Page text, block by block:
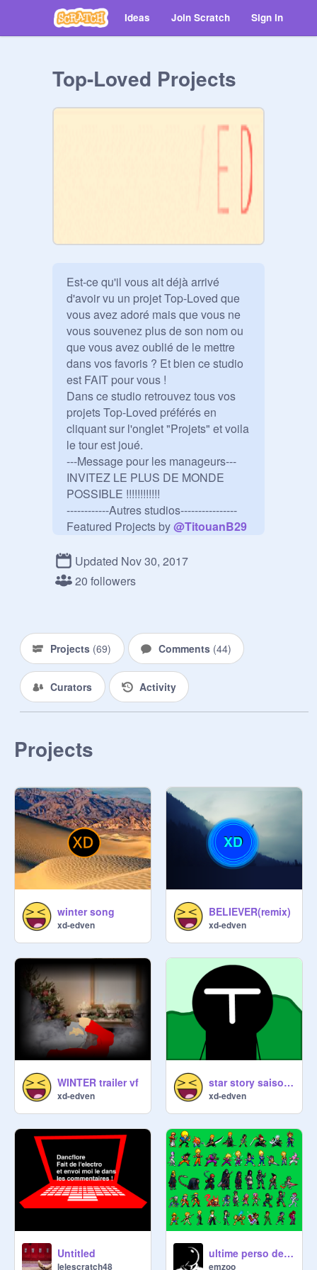
Ideas Join Scratch Sign in
Top-Loved Projects
Est-ce qu'il vous ait déjà arrivé
d'avoir vu un projet Top-Loved que
vous avez adoré mais que vous ne
vous souvenez plus de son nom ou
que vous avez oublié de le mettre
dans vos favoris ? Et bien ce studio
est FAIT pour vous !
Dans ce studio retrouvez tous vos
projets Top-Loved préférés en
cliquant sur l'onglet "Projets" et voila
le tour est joué.
---Message pour les manageurs---
INVITEZ LE PLUS DE MONDE
POSSIBLE !!!!!!!!!!!!
------------Autres studios----------------
Featured Projects by @TitouanB29
77609/
Updated Nov 30, 2017
20 followers
Projects (69) Comments (44)
Curators Activity
Projects
winter song
xd-edven
BELIEVER(remix)
xd-edven
WINTER trailer vf
xd-edven
star story saison 2 trailer vf
xd-edven
Untitled
lelescratch48
ultime perso de manga-2
emzoo